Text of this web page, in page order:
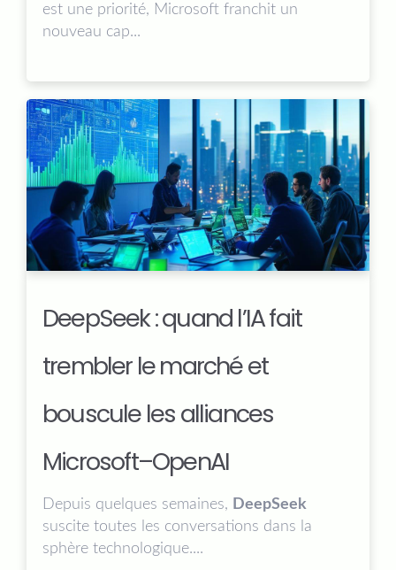
est une priorité, Microsoft franchit un
nouveau cap...
DeepSeek : quand l’IA fait
trembler le marché et
bouscule les alliances
Microsoft–OpenAI
Depuis quelques semaines, DeepSeek
suscite toutes les conversations dans la
sphère technologique....